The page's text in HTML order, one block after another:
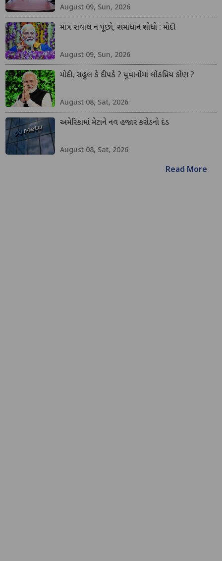
August 09, Sun, 2026
માત્ર સવાલ ન પૂછો, સમાધાન શોધો : મોદી
August 09, Sun, 2026
મોદી, રાહુલ કે દીપકે ? યુવાનોમાં લોકપ્રિય કોણ ?
August 08, Sat, 2026
અમેરિકામાં મેટાને નવ હજાર કરોડનો દંડ
August 08, Sat, 2026
Read More